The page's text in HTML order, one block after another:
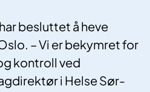
besluttet å heve
– Vi er bekymret for
kontroll ved
i Helse Sør-